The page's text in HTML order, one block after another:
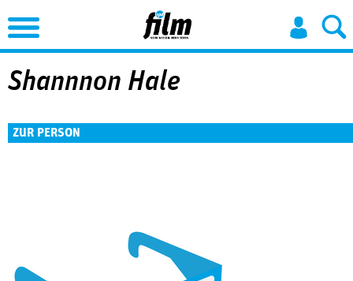
Jump to Navigation
Shannnon Hale
ZUR PERSON